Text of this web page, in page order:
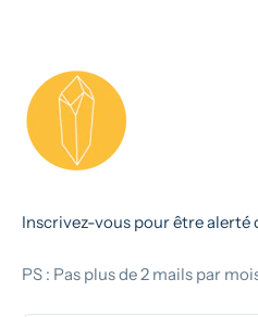
Inscrivez-vous pour être alerté
PS : Pas plus de 2 mails par